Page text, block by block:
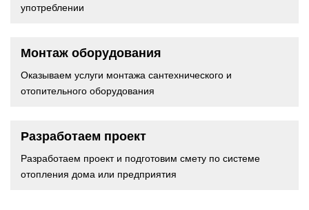
употреблении
Монтаж оборудования
Оказываем услуги монтажа сантехнического и
отопительного оборудования
Разработаем проект
Разработаем проект и подготовим смету по системе
отопления дома или предприятия